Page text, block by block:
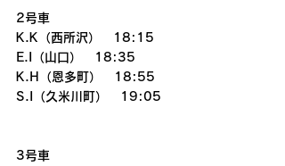
2号車
K.K（西所沢）　18:15
E.I（山口）　18:35
K.H（恩多町）　18:55
S.I（久米川町）　19:05
3号車